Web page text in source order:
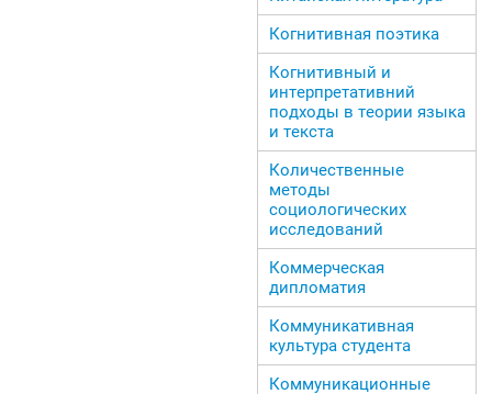
Когнитивная поэтика
Когнитивный и
интерпретативний
подходы в теории языка
и текста
Количественные
методы
социологических
исследований
Коммерческая
дипломатия
Коммуникативная
культура студента
Коммуникационные